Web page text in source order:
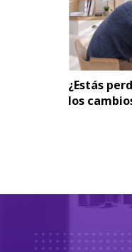
¿Estás
los